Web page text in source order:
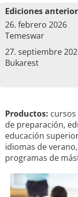
Ediciones
26. febrero 2026
Temeswar
27. septiembre
Bukarest
Productos:
de preparación,
educación
idiomas de
programas de